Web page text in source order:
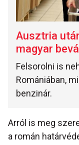
Ausztria
magyar
Felsorolni is
Romániában,
benzinár.
Arról is meg
a román